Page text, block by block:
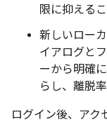
限に抑える
新しいロー
イアログと
ーから明確
らし、離脱
ログイン後、アク